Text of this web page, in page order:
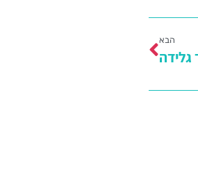
הבא
גלידה